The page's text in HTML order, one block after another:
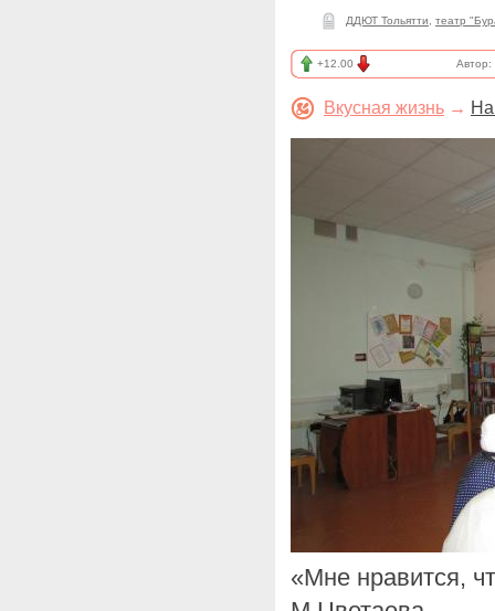
ДДЮТ Тольятти театр
+12.00 Автор:
Вкусная жизнь →
«Мне нравится,